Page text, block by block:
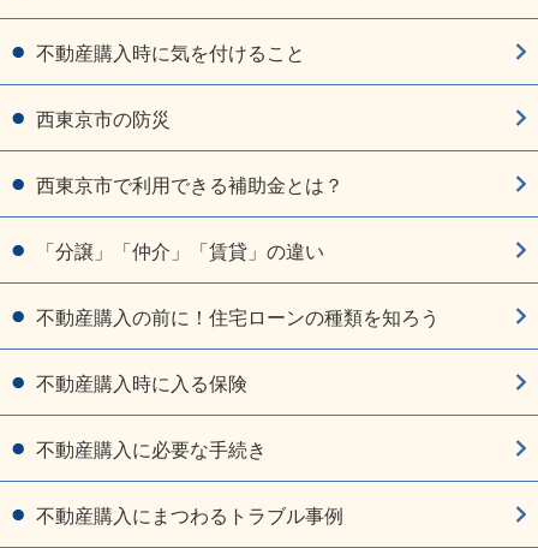
不動産購入時に気を付けること
西東京市の防災
西東京市で利用できる補助金とは？
「分譲」「仲介」「賃貸」の違い
不動産購入の前に！住宅ローンの種類を知ろう
不動産購入時に入る保険
不動産購入に必要な手続き
不動産購入にまつわるトラブル事例